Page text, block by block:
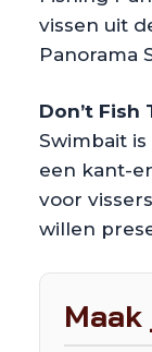
vissen uit
Panorama
Don’t Fish
Swimbait
een kant-
voor
willen